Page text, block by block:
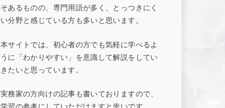
そあるものの、専門用語が多く、とっつきにく
い分野と感じている方も多いと思います。
本サイトでは、初心者の方でも気軽に学べるよ
うに「わかりやすい」を意識して解説をしてい
きたいと思っています。
実務家の方向けの記事も書いておりますので、
学習の参考にしていただけますと幸いです。